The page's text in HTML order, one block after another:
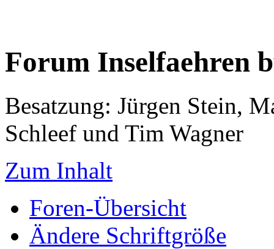
Forum Inselfaehren
Besatzung: Jürgen Stein,
Schleef und Tim Wagner
Zum Inhalt
Foren-Übersicht
Ändere Schriftgröße